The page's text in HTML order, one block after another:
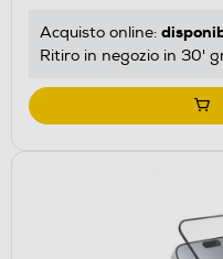
Acquisto online:
Ritiro in negozio in 30'